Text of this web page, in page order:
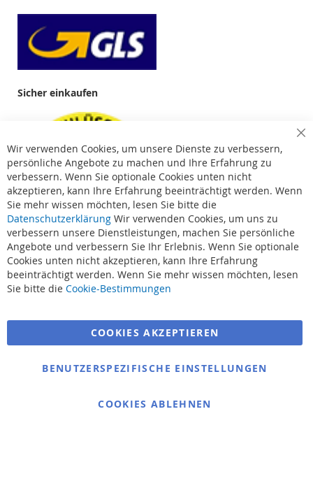
Sicher einkaufen
Suchbegriffe
Bestellungen und Rücksendungen
Kontaktieren Sie uns
Cookie Einstellungen
Wir verwenden Cookies, um unsere Dienste zu verbessern,
persönliche Angebote zu machen und Ihre Erfahrung zu
verbessern. Wenn Sie optionale Cookies unten nicht
akzeptieren, kann Ihre Erfahrung beeinträchtigt werden. Wenn
Sie mehr wissen möchten, lesen Sie bitte die
Datenschutzerklärung Wir verwenden Cookies, um uns zu
verbessern unsere Dienstleistungen, machen Sie persönliche
Angebote und verbessern Sie Ihr Erlebnis. Wenn Sie optionale
Cookies unten nicht akzeptieren, kann Ihre Erfahrung
beeinträchtigt werden. Wenn Sie mehr wissen möchten, lesen
Sie bitte die Cookie-Bestimmungen
COOKIES AKZEPTIEREN
BENUTZERSPEZIFISCHE EINSTELLUNGEN
COOKIES ABLEHNEN